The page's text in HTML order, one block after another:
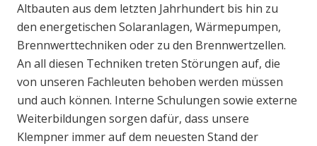
Altbauten aus dem letzten Jahrhundert bis hin zu
den energetischen Solaranlagen, Wärmepumpen,
Brennwerttechniken oder zu den Brennwertzellen.
An all diesen Techniken treten Störungen auf, die
von unseren Fachleuten behoben werden müssen
und auch können. Interne Schulungen sowie externe
Weiterbildungen sorgen dafür, dass unsere
Klempner immer auf dem neuesten Stand der